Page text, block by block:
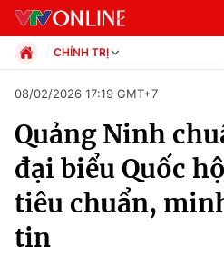
Chuyên mục
Chính trị
Xã hội
CHÍNH TRỊ
Xã hội
Pháp luật
Kinh tế
Thể thao
Truyền hình
Văn hóa - Giải trí
08/02/2026 17:19 GMT+7
Quảng Ninh
đại biểu Quốc
tiêu chuẩn,
tin